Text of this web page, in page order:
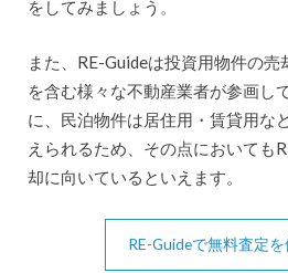
をしてみましょう。
また、RE-Guideは投資用物件の
を含む様々な不動産業者が参画し
に、民泊物件は居住用・賃貸用な
えられるため、その点においても
却に向いているといえます。
RE-Guideで無料査定